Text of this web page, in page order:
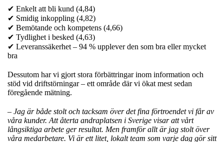
✔ Enkelt att bli kund (4,84)
✔ Smidig inkoppling (4,82)
✔ Bemötande och kompetens (4,66)
✔ Tydlighet i besked (4,63)
✔ Leveranssäkerhet – 94 % upplever den som bra eller mycket
bra
Dessutom har vi gjort stora förbättringar inom information och
stöd vid driftstörningar – ett område där vi ökat mest sedan
föregående mätning.
– Jag är både stolt och tacksam över det fina förtroendet vi får av
våra kunder. Att återta andraplatsen i Sverige visar att vårt
långsiktiga arbete ger resultat. Men framför allt är jag stolt över
våra medarbetare. Vi är ett litet, lokalt team som varje dag gör sitt